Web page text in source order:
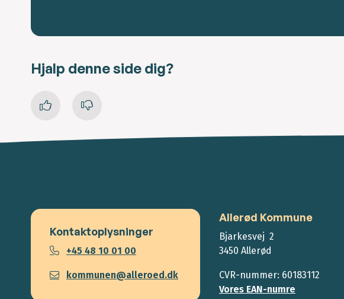
Hjalp denne side dig?
Kontaktoplysninger
+45 48 10 01 00
kommunen@alleroed.dk
Allerød Kommune
Bjarkesvej 2
3450 Allerød
CVR-nummer: 60183112
Vores EAN-numre